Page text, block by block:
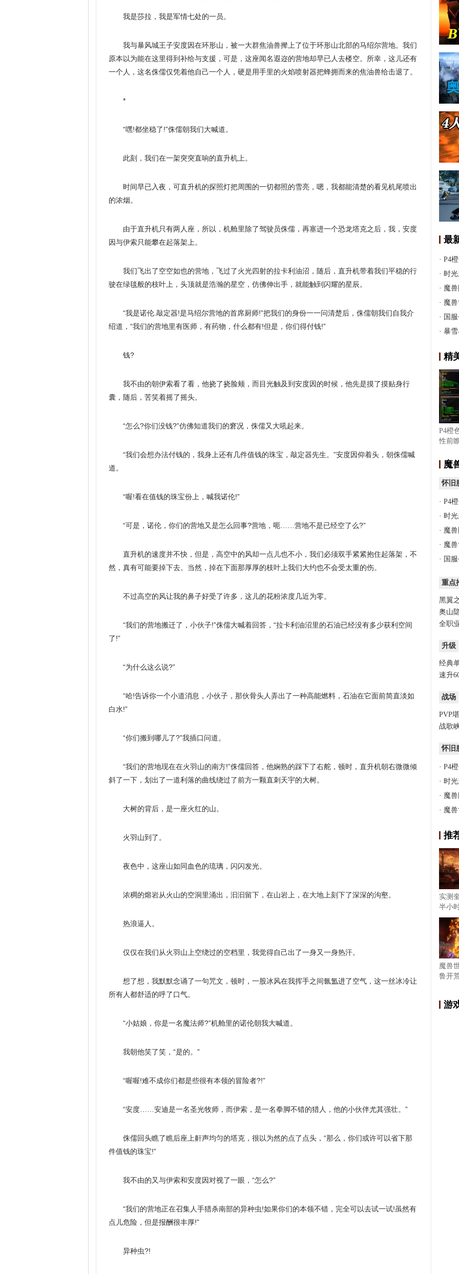
我是莎拉，我是军情七处的一员。
我与暴风城王子安度因在环形山，被一大群焦油兽撵上了位于环形山北部的马绍尔营地。我们
原本以为能在这里得到补给与支援，可是，这座闻名遐迩的营地却早已人去楼空。所幸，这儿还有
一个人，这名侏儒仅凭着他自己一个人，硬是用手里的火焰喷射器把蜂拥而来的焦油兽给击退了。
*
“嘿!都坐稳了!”侏儒朝我们大喊道。
此刻，我们在一架突突直响的直升机上。
时间早已入夜，可直升机的探照灯把周围的一切都照的雪亮，嗯，我都能清楚的看见机尾喷出
的浓烟。
由于直升机只有两人座，所以，机舱里除了驾驶员侏儒，再塞进一个恐龙塔克之后，我，安度
因与伊索只能攀在起落架上。
我们飞出了空空如也的营地，飞过了火光四射的拉卡利油沼，随后，直升机带着我们平稳的行
驶在绿毯般的枝叶上，头顶就是浩瀚的星空，仿佛伸出手，就能触到闪耀的星辰。
“我是诺伦.敲定器!是马绍尔营地的首席厨师!”把我们的身份一一问清楚后，侏儒朝我们自我介
绍道，“我们的营地里有医师，有药物，什么都有!但是，你们得付钱!”
钱?
我不由的朝伊索看了看，他挠了挠脸颊，而目光触及到安度因的时候，他先是摸了摸贴身行
囊，随后，苦笑着摇了摇头。
“怎么?你们没钱?”仿佛知道我们的窘况，侏儒又大吼起来。
“我们会想办法付钱的，我身上还有几件值钱的珠宝，敲定器先生。”安度因仰着头，朝侏儒喊
道。
“喔!看在值钱的珠宝份上，喊我诺伦!”
“可是，诺伦，你们的营地又是怎么回事?营地，呃……营地不是已经空了么?”
直升机的速度并不快，但是，高空中的风却一点儿也不小，我们必须双手紧紧抱住起落架，不
然，真有可能要掉下去。当然，掉在下面那厚厚的枝叶上我们大约也不会受太重的伤。
不过高空的风让我的鼻子好受了许多，这儿的花粉浓度几近为零。
“我们的营地搬迁了，小伙子!”侏儒大喊着回答，“拉卡利油沼里的石油已经没有多少获利空间
了!”
“为什么这么说?”
“哈!告诉你一个小道消息，小伙子，那伙骨头人弄出了一种高能燃料，石油在它面前简直淡如
白水!”
“你们搬到哪儿了?”我插口问道。
“我们的营地现在在火羽山的南方!”侏儒回答，他娴熟的踩下了右舵，顿时，直升机朝右微微倾
斜了一下，划出了一道利落的曲线绕过了前方一颗直刺天宇的大树。
大树的背后，是一座火红的山。
火羽山到了。
夜色中，这座山如同血色的琉璃，闪闪发光。
浓稠的熔岩从火山的空洞里涌出，汩汩留下，在山岩上，在大地上刻下了深深的沟壑。
热浪逼人。
仅仅在我们从火羽山上空绕过的空档里，我觉得自己出了一身又一身热汗。
想了想，我默默念诵了一句咒文，顿时，一股冰风在我挥手之间氤氲进了空气，这一丝冰冷让
所有人都舒适的呼了口气。
“小姑娘，你是一名魔法师?”机舱里的诺伦朝我大喊道。
我朝他笑了笑，“是的。”
“喔喔!难不成你们都是些很有本领的冒险者?!”
“安度……安迪是一名圣光牧师，而伊索，是一名拳脚不错的猎人，他的小伙伴尤其强壮。”
侏儒回头瞧了瞧后座上鼾声均匀的塔克，很以为然的点了点头，“那么，你们或许可以省下那
件值钱的珠宝!”
我不由的又与伊索和安度因对视了一眼，“怎么?”
“我们的营地正在召集人手猎杀南部的异种虫!如果你们的本领不错，完全可以去试一试!虽然有
点儿危险，但是报酬很丰厚!”
异种虫?!
最
· P4
· 时光
· 魔兽
· 魔
· 国
· 暴
精
P4橙
性前
魔
怀旧
· P4
· 时光
· 魔兽
· 魔
· 国
重点
黑翼
奥山
全职
升级
经典
速升
战场
PVP
战歌
怀旧
· P4
· 时光
· 魔兽
· 魔
推
实测
半小
魔兽
鲁开
游